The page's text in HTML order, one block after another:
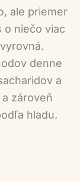
ale priemer
o niečo viac
denne
a
zároveň
hladu.